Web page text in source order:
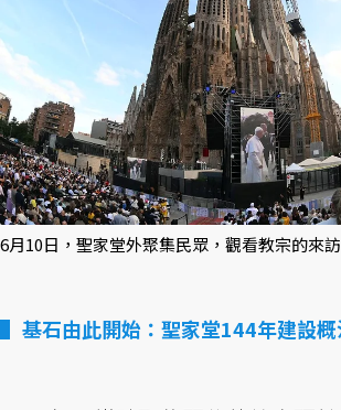
6月10日，聖家堂外聚集民眾，觀看教宗的來
基石由此開始：聖家堂144年建設